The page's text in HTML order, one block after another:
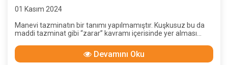
01 Kasım 2024
Manevi tazminatın bir tanımı yapılmamıştır. Kuşkusuz bu da
maddi tazminat gibi “zarar” kavramı içerisinde yer alması
“malvarlığında eksil-me” olarak tanımlandığına göre, manevi
zararı “kişi varlığında ek-silme” (TBK.56, BK.47) ve “kişi
Devamını Oku